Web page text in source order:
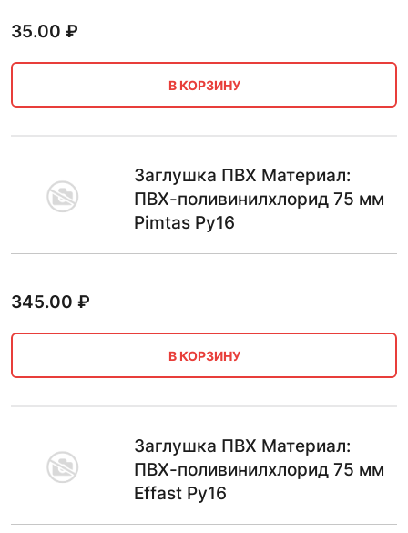
35.00 ₽
В КОРЗИНУ
Заглушка ПВХ Материал:
ПВХ-поливинилхлорид 75 мм
Pimtas Ру16
345.00 ₽
В КОРЗИНУ
Заглушка ПВХ Материал:
ПВХ-поливинилхлорид 75 мм
Effast Ру16